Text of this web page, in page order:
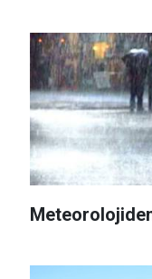
Meteorolojiden